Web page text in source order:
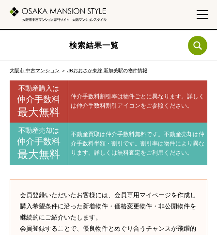
検索結果一覧
大阪市 中古マンション ＞ JRおおさか東線 新加美駅の物件情報
不動産購入は
仲介手数料
最大無料
仲介手数料割引率は物件ごとに異なります。 詳しく
は仲介手数料割引アイコンをご参照ください。
不動産売却は
仲介手数料
最大無料
不動産買取は仲介手数料無料です。 不動産売却は仲
介手数料半額・割引です。 割引率は物件により異な
ります。 詳しくは無料査定をご利用ください。
会員登録いただいたお客様には、会員専用マイページを作成し
購入希望条件に沿った新着物件・価格変更物件・非公開物件を
継続的にご紹介いたします。
会員登録することで、優良物件とめぐり合うチャンスが飛躍的